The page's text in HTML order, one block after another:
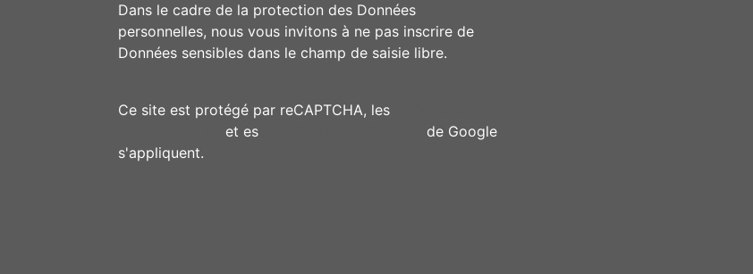
Dans le cadre de la protection des Données
personnelles, nous vous invitons à ne pas inscrire de
Données sensibles dans le champ de saisie libre.
Ce site est protégé par reCAPTCHA, les
et es
de Google
s'appliquent.